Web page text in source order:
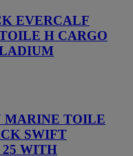
EVERCALF
H CARGO
MARINE TOILE
SWIFT
WITH